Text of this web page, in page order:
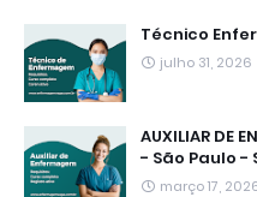
Técnico
julho 31, 2026
AUXILIAR DE
- São Paulo -
março 17,